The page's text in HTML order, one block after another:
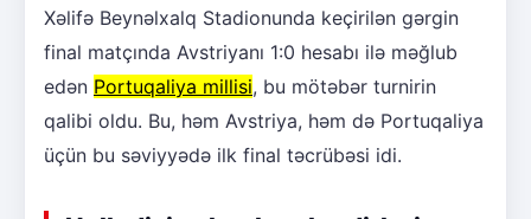
Xəlifə Beynəlxalq Stadionunda keçirilən gərgin
final matçında Avstriyanı 1:0 hesabı ilə məğlub
edən Portuqaliya millisi, bu mötəbər turnirin
qalibi oldu. Bu, həm Avstriya, həm də Portuqaliya
üçün bu səviyyədə ilk final təcrübəsi idi.